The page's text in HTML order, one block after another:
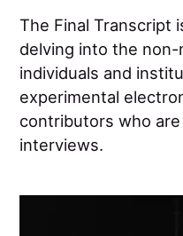
The Final Transcript
delving into the
individuals and
experimental
contributors who
interviews.